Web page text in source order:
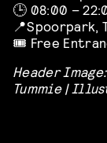
🕒 08:00 –
📍Spoorpark,
🎟️ Free
Header
Tummie |